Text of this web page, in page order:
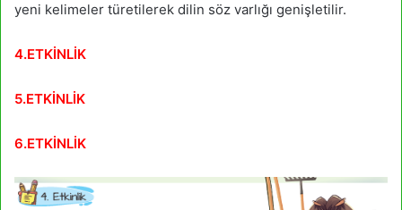
yeni kelimeler türetilerek dilin söz varlığı genişletilir.
4.ETKİNLİK
5.ETKİNLİK
6.ETKİNLİK